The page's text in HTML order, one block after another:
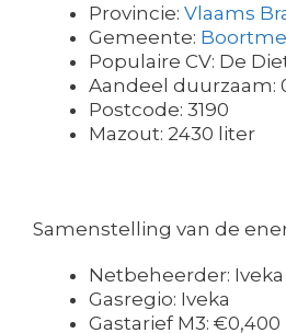
Provincie: Vlaams
Gemeente:
Populaire CV: De
Aandeel duurzaam:
Postcode: 3190
Mazout: 2430 liter
Samenstelling van de
Netbeheerder: Iveka
Gasregio: Iveka
Gastarief M3: €0,400